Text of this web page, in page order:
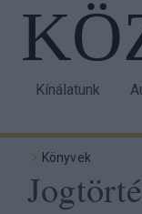
Ugrás
tartalomra
navigation
Kínálatunk
Morzsa
Könyvek